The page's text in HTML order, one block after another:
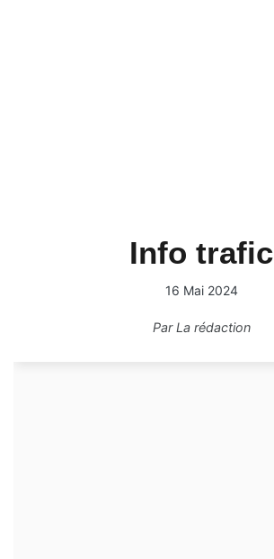
Info trafic
16 Mai 2024
ParLa rédaction